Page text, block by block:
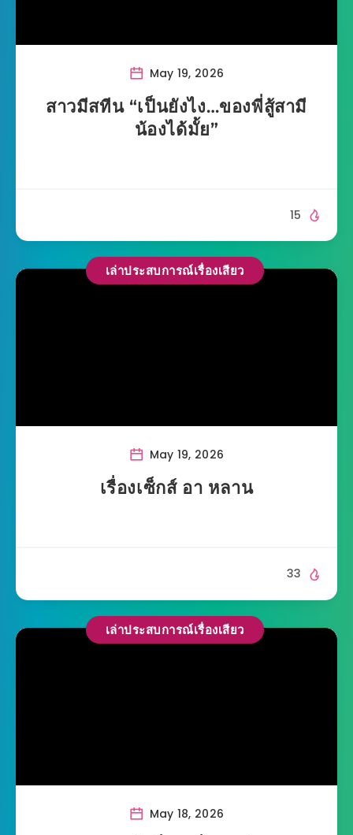
May 19, 2026
สาวมีสทีน “เป็นยังไง…ของพี่สู้สามี
น้องได้มั้ย”
15
เล่าประสบการณ์เรื่องเสียว
May 19, 2026
เรื่องเซ็กส์ อา หลาน
33
เล่าประสบการณ์เรื่องเสียว
May 18, 2026